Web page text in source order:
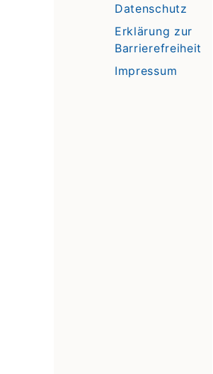
Datenschutz
Erklärung zur
Barrierefreiheit
Impressum